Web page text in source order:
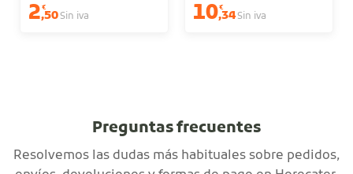
2€
,50Sin iva 10€
,34Sin iva
Preguntas frecuentes
Resolvemos las dudas más habituales sobre pedidos,